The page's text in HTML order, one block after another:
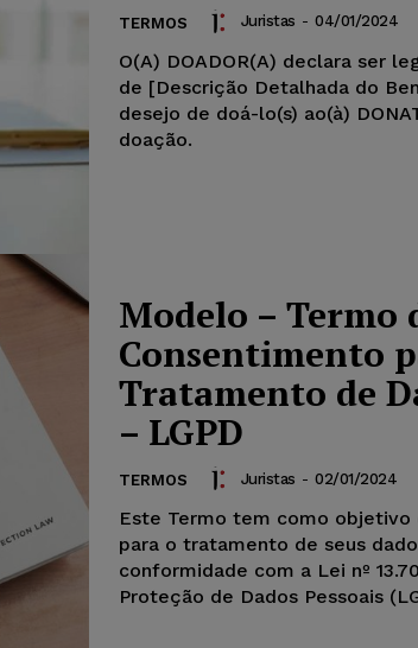
TERMOS Juristas - 04/01/2024
O(A) DOADOR(A) declara ser
de [Descrição Detalhada do
desejo de doá-lo(s) ao(à)
doação.
Modelo – Termo
Consentimento
Tratamento de
– LGPD
TERMOS Juristas - 02/01/2024
Este Termo tem como
para o tratamento de seus
conformidade com a Lei nº
Proteção de Dados Pessoais